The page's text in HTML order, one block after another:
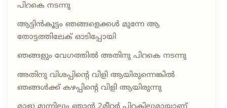
പിറകെ നടന്നു
ആട്ടിൻകൂട്ടം ഞങ്ങളെക്കൾ മുന്നേ ആ
തോട്ടത്തിലേക് ഓടിപ്പോയി
ഞങ്ങളും വേഗത്തിൽ അതിനു പിറകെ നടന്നു
അതിനു വിശപ്പിന്റെ വിളി ആയിരുന്നെങ്കിൽ
ഞങ്ങൾക്ക് കഴപ്പിന്റെ വിളി ആയിരുന്നു